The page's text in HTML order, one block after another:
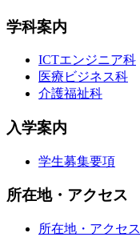
学科案内
ICTエンジニア科
医療ビジネス科
介護福祉科
入学案内
学生募集要項
所在地・アクセス
所在地・アクセス